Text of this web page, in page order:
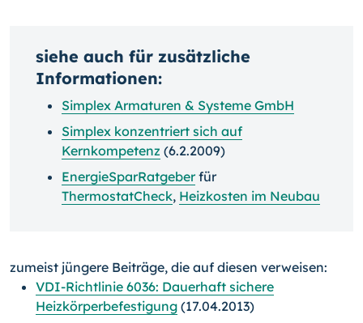
siehe auch für zusätzliche
Informationen:
Simplex Armaturen & Systeme GmbH
Simplex konzentriert sich auf
Kernkompetenz (6.2.2009)
EnergieSparRatgeberfür
ThermostatCheck, Heizkosten im Neubau
zumeist jüngere Beiträge, die auf diesen verweisen:
VDI-Richtlinie 6036: Dauerhaft sichere
Heizkörperbefestigung (17.04.2013)